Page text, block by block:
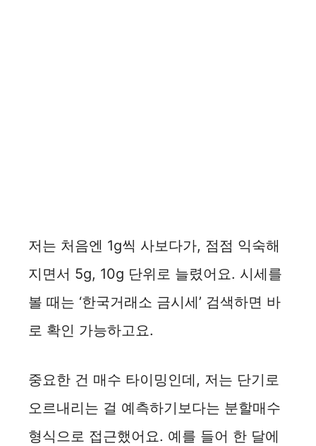
저는 처음엔 1g씩 사보다가, 점점 익숙해
지면서 5g, 10g 단위로 늘렸어요. 시세를
볼 때는 ‘한국거래소 금시세’ 검색하면 바
로 확인 가능하고요.
중요한 건 매수 타이밍인데, 저는 단기로
오르내리는 걸 예측하기보다는 분할매수
형식으로 접근했어요. 예를 들어 한 달에